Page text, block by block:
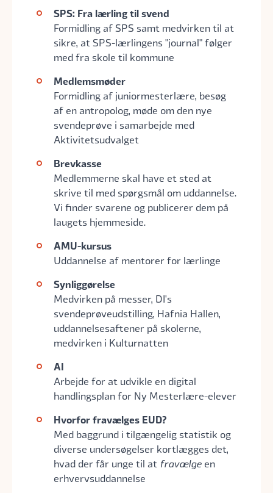
SPS: Fra lærling til svend
Formidling af SPS samt medvirken til at
sikre, at SPS-lærlingens "journal" følger
med fra skole til kommune
Medlemsmøder
Formidling af juniormesterlære, besøg
af en antropolog, møde om den nye
svendeprøve i samarbejde med
Aktivitetsudvalget
Brevkasse
Medlemmerne skal have et sted at
skrive til med spørgsmål om uddannelse.
Vi finder svarene og publicerer dem på
laugets hjemmeside.
AMU-kursus
Uddannelse af mentorer for lærlinge
Synliggørelse
Medvirken på messer, DI's
svendeprøveudstilling, Hafnia Hallen,
uddannelsesaftener på skolerne,
medvirken i Kulturnatten
AI
Arbejde for at udvikle en digital
handlingsplan for Ny Mesterlære-elever
Hvorfor fravælges EUD?
Med baggrund i tilgængelig statistik og
diverse undersøgelser kortlægges det,
hvad der får unge til at fravælge en
erhvervsuddannelse